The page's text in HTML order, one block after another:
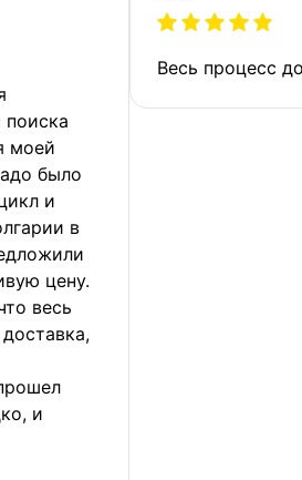
моей
было
и
в
цену.
весь
и
Весь процесс